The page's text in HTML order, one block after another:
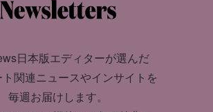
日本版エディターが選んだ
関連ニュースやインサイトを
毎週お届けします。